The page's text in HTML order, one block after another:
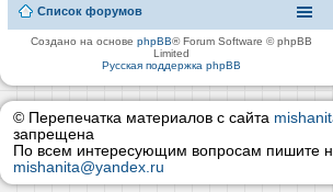
Список форумов
Создано на основеphpBB® Forum Software © phpBB
Limited
Русская поддержка phpBB
© Перепечатка материалов с сайта
запрещена
По всем интересующим вопросам пишите
mishanita@yandex.ru